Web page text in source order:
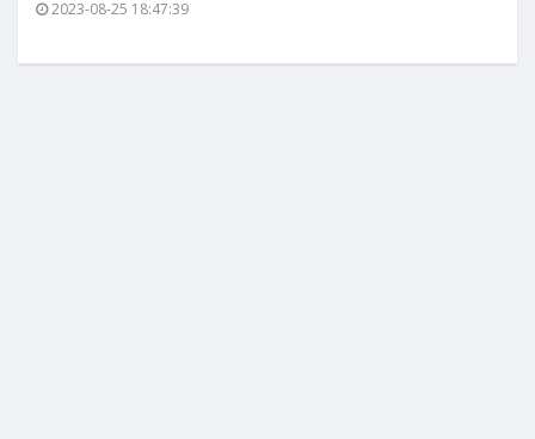
2023-08-25 18:47:39